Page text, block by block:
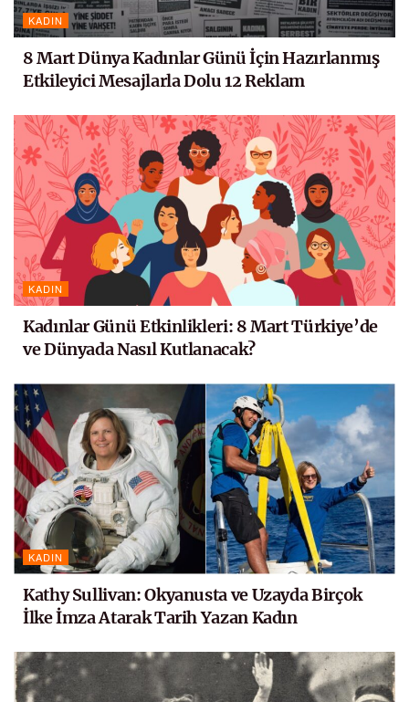
KADIN
8 Mart Dünya Kadınlar Günü İçin Hazırlanmış
Etkileyici Mesajlarla Dolu 12 Reklam
KADIN
Kadınlar Günü Etkinlikleri: 8 Mart Türkiye’de
ve Dünyada Nasıl Kutlanacak?
KADIN
Kathy Sullivan: Okyanusta ve Uzayda Birçok
İlke İmza Atarak Tarih Yazan Kadın